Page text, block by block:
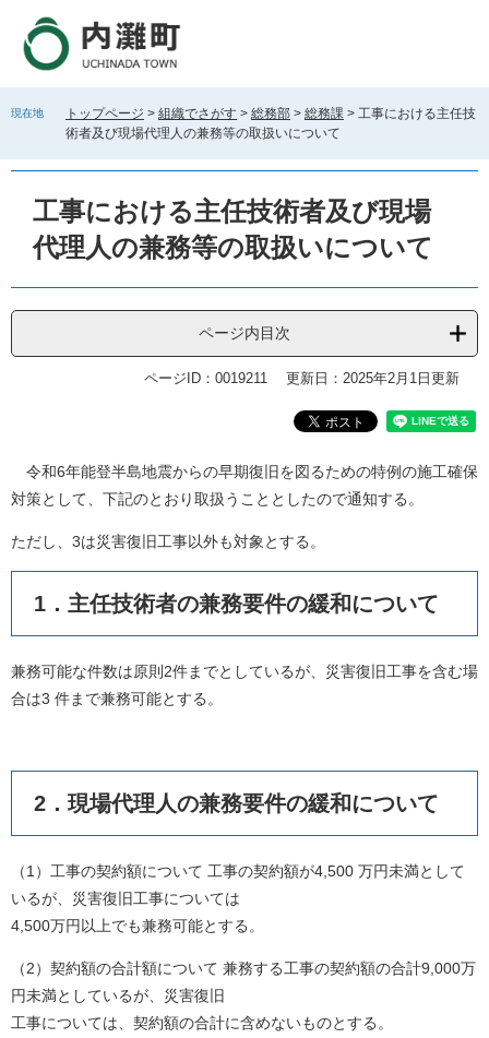
す
し
現在地 トップページ > 組織でさがす > 総務部 > 総務課 > 工事における主任技
術者及び現場代理人の兼務等の取扱いについて
工事における主任技術者及び現場
代理人の兼務等の取扱いについて
ページ内目次
ページID：0019211 更新日：2025年2月1日更新
令和6年能登半島地震からの早期復旧を図るための特例の施工確保
対策として、下記のとおり取扱うこととしたので通知する。
ただし、3は災害復旧工事以外も対象とする。
1．主任技術者の兼務要件の緩和について
兼務可能な件数は原則2件までとしているが、災害復旧工事を含む場
合は3 件まで兼務可能とする。
2．現場代理人の兼務要件の緩和について
（1）工事の契約額について 工事の契約額が4,500 万円未満として
いるが、災害復旧工事については
4,500万円以上でも兼務可能とする。
（2）契約額の合計額について 兼務する工事の契約額の合計9,000万
円未満としているが、災害復旧
工事については、契約額の合計に含めないものとする。